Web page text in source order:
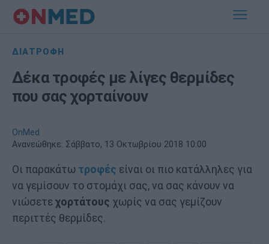
ΔΙΑΤΡΟΦΗ
Δέκα τροφές με λίγες θερμίδες
που σας χορταίνουν
OnMed
Ανανεώθηκε: Σάββατο, 13 Οκτωβρίου 2018 10:00
Οι παρακάτω τροφές είναι οι πιο κατάλληλες για
να γεμίσουν το στομάχι σας, να σας κάνουν να
νιώσετε χορτάτους χωρίς να σας γεμίζουν
περιττές θερμίδες.